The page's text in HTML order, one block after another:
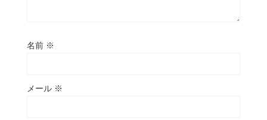
名前 ※
メール ※